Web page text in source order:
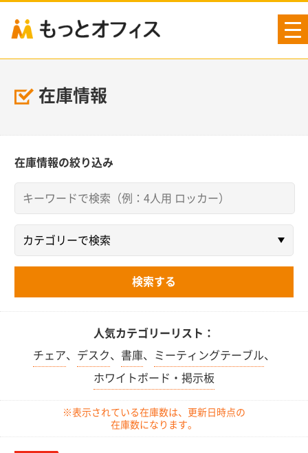
在庫情報
在庫情報の絞り込み
人気カテゴリーリスト：
チェア、 デスク、 書庫、 ミーティングテーブル、
ホワイトボード・掲示板
※表示されている在庫数は、更新日時点の
在庫数になります。